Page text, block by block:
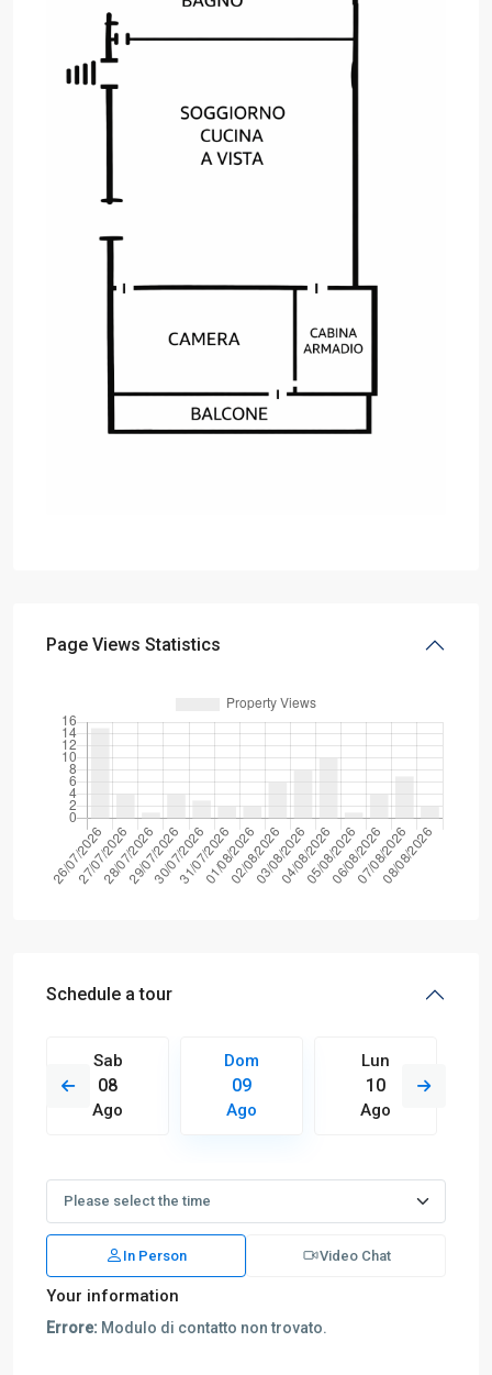
Page Views Statistics
Schedule a tour
Sab
08
Ago
Dom
09
Ago
Lun
10
Ago
In Person Video Chat
Your information
Errore: Modulo di contatto non trovato.